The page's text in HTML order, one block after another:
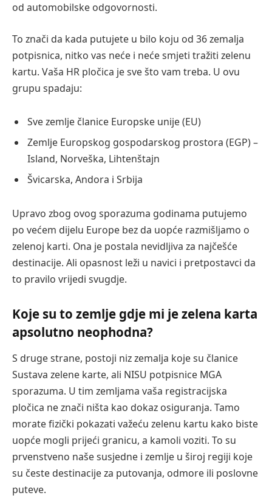
od automobilske odgovornosti.
To znači da kada putujete u bilo koju od 36 zemalja
potpisnica, nitko vas neće i neće smjeti tražiti zelenu
kartu. Vaša HR pločica je sve što vam treba. U ovu
grupu spadaju:
Sve zemlje članice Europske unije (EU)
Zemlje Europskog gospodarskog prostora (EGP) –
Island, Norveška, Lihtenštajn
Švicarska, Andora i Srbija
Upravo zbog ovog sporazuma godinama putujemo
po većem dijelu Europe bez da uopće razmišljamo o
zelenoj karti. Ona je postala nevidljiva za najčešće
destinacije. Ali opasnost leži u navici i pretpostavci da
to pravilo vrijedi svugdje.
Koje su to zemlje gdje mi je zelena karta
apsolutno neophodna?
S druge strane, postoji niz zemalja koje su članice
Sustava zelene karte, ali NISU potpisnice MGA
sporazuma. U tim zemljama vaša registracijska
pločica ne znači ništa kao dokaz osiguranja. Tamo
morate fizički pokazati važeću zelenu kartu kako biste
uopće mogli prijeći granicu, a kamoli voziti. To su
prvenstveno naše susjedne i zemlje u široj regiji koje
su česte destinacije za putovanja, odmore ili poslovne
puteve.